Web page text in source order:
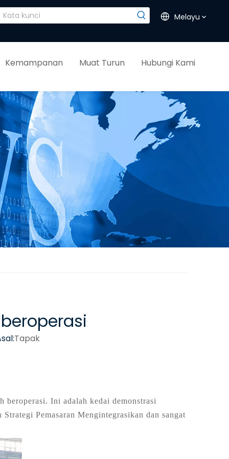
Melayu
Kemampanan Muat Turun Hubungi Kami
Tapak
Ini adalah kedai demonstrasi
Pemasaran Mengintegrasikan dan sangat